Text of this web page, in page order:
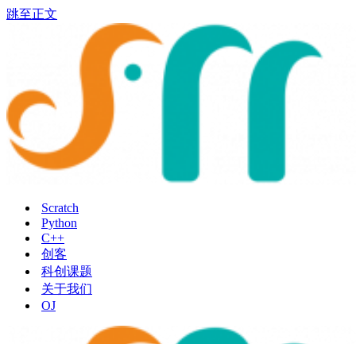
跳至正文
Scratch
Python
C++
创客
科创课题
关于我们
OJ